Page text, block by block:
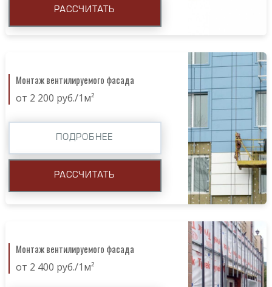
РАССЧИТАТЬ
Монтаж вентилируемого фасада
от 2 200 руб./1м²
ПОДРОБНЕЕ
РАССЧИТАТЬ
Монтаж вентилируемого фасада
от 2 400 руб./1м²